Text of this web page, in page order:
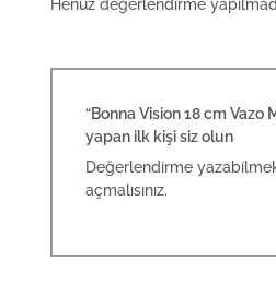
Henüz değerlendirme
“Bonna Vision 18 cm Vazo
yapan ilk kişi siz olun
Değerlendirme
açmalısınız.